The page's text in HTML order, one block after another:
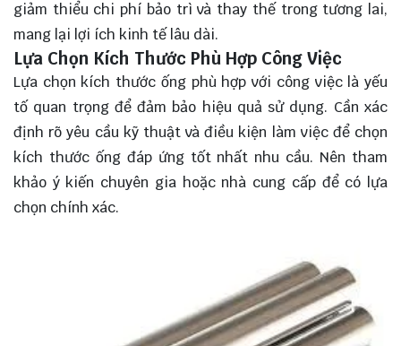
giảm thiểu chi phí bảo trì và thay thế trong tương lai,
mang lại lợi ích kinh tế lâu dài.
Lựa Chọn Kích Thước Phù Hợp Công Việc
Lựa chọn kích thước ống phù hợp với công việc là yếu
tố quan trọng để đảm bảo hiệu quả sử dụng. Cần xác
định rõ yêu cầu kỹ thuật và điều kiện làm việc để chọn
kích thước ống đáp ứng tốt nhất nhu cầu. Nên tham
khảo ý kiến chuyên gia hoặc nhà cung cấp để có lựa
chọn chính xác.